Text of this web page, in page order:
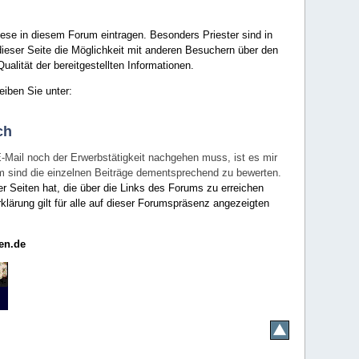
in diesem Forum eintragen. Besonders Priester sind in
Seite die Möglichkeit mit anderen Besuchern über den
der bereitgestellten Informationen.
Sie unter:
noch der Erwerbstätigkeit nachgehen muss, ist es mir
die einzelnen Beiträge dementsprechend zu bewerten.
Seiten hat, die über die Links des Forums zu erreichen
gilt für alle auf dieser Forumspräsenz angezeigten